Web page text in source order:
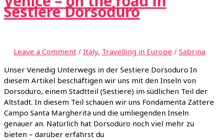
Sestiere Dorsoduro
Leave a Comment / Italy, Travelling in Europe / Sabrina
Unser Venedig Unterwegs in der Sestiere Dorsoduro In
diesem Artikel beschäftigen wir uns mit den Inseln von
Dorsoduro, einem Stadtteil (Sestiere) im südlichen Teil der
Altstadt. In diesem Teil schauen wir uns Fondamenta Zattere
Campo Santa Margherita und die umliegenden Inseln
genauer an. Natürlich hat Dorsoduro noch viel mehr zu
bieten – darüber erfährst du